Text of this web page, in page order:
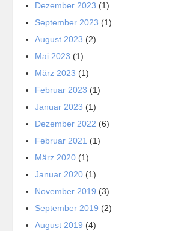
Dezember 2023 (1)
September 2023 (1)
August 2023 (2)
Mai 2023 (1)
März 2023 (1)
Februar 2023 (1)
Januar 2023 (1)
Dezember 2022 (6)
Februar 2021 (1)
März 2020 (1)
Januar 2020 (1)
November 2019 (3)
September 2019 (2)
August 2019 (4)